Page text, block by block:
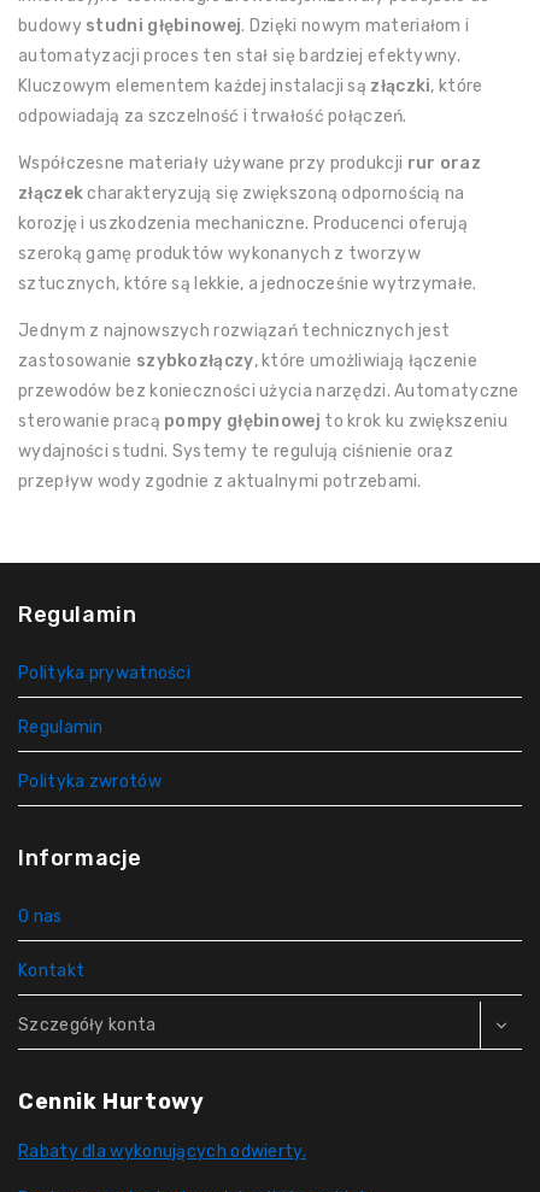
budowy studni głębinowej. Dzięki nowym materiałom i
automatyzacji proces ten stał się bardziej efektywny.
Kluczowym elementem każdej instalacji są złączki, które
odpowiadają za szczelność i trwałość połączeń.
Współczesne materiały używane przy produkcji rur oraz
złączekcharakteryzują się zwiększoną odpornością na
korozję i uszkodzenia mechaniczne. Producenci oferują
szeroką gamę produktów wykonanych z tworzyw
sztucznych, które są lekkie, a jednocześnie wytrzymałe.
Jednym z najnowszych rozwiązań technicznych jest
zastosowanie szybkozłączy, które umożliwiają łączenie
przewodów bez konieczności użycia narzędzi. Automatyczne
sterowanie pracą pompy głębinowej to krok ku zwiększeniu
wydajności studni. Systemy te regulują ciśnienie oraz
przepływ wody zgodnie z aktualnymi potrzebami.
Regulamin
Polityka prywatności
Regulamin
Polityka zwrotów
Informacje
O nas
Kontakt
Szczegóły konta
Cennik Hurtowy
Rabaty dla wykonujących odwierty.